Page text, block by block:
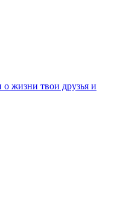
о жизни твои друзья и